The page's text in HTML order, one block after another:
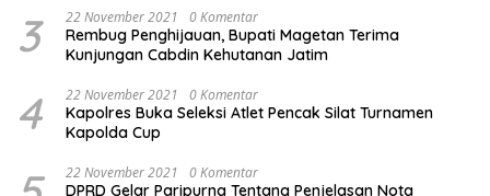
3 22 November 2021 0 Komentar
Rembug Penghijauan, Bupati Magetan Terima
Kunjungan Cabdin Kehutanan Jatim
4 22 November 2021 0 Komentar
Kapolres Buka Seleksi Atlet Pencak Silat Turnamen
Kapolda Cup
22 November 2021 0 Komentar
DPRD Gelar Paripurna Tentang Penjelasan Nota